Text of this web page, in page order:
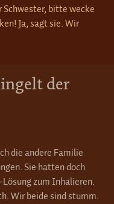
bitte wecke
Ja, sagt sie. Wir
der
die andere Familie
Sie hatten doch
zum Inhalieren.
Wir beide sind stumm.